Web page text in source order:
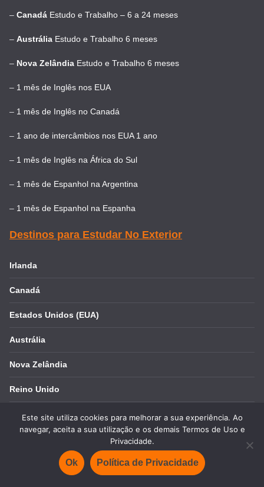
– Canadá Estudo e Trabalho – 6 a 24 meses
– Austrália Estudo e Trabalho 6 meses
– Nova Zelândia Estudo e Trabalho 6 meses
– 1 mês de Inglês nos EUA
– 1 mês de Inglês no Canadá
– 1 ano de intercâmbios nos EUA 1 ano
– 1 mês de Inglês na África do Sul
– 1 mês de Espanhol na Argentina
– 1 mês de Espanhol na Espanha
Destinos para Estudar No Exterior
Irlanda
Canadá
Estados Unidos (EUA)
Austrália
Nova Zelândia
Reino Unido
África do Sul
Este site utiliza cookies para melhorar a sua experiência. Ao
navegar, aceita a sua utilização e os demais Termos de Uso e
Privacidade.
Ok Política de Privacidade